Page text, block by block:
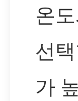
온
선
가